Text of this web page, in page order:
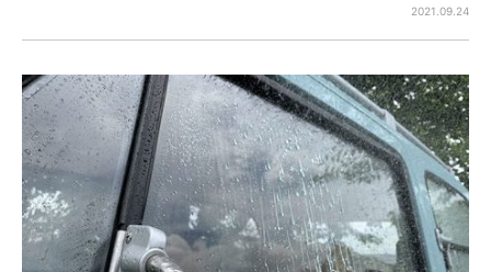
2021.09.24